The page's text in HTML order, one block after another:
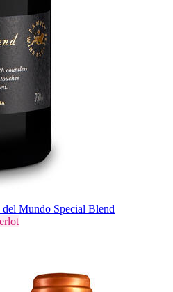
del Mundo Special Blend